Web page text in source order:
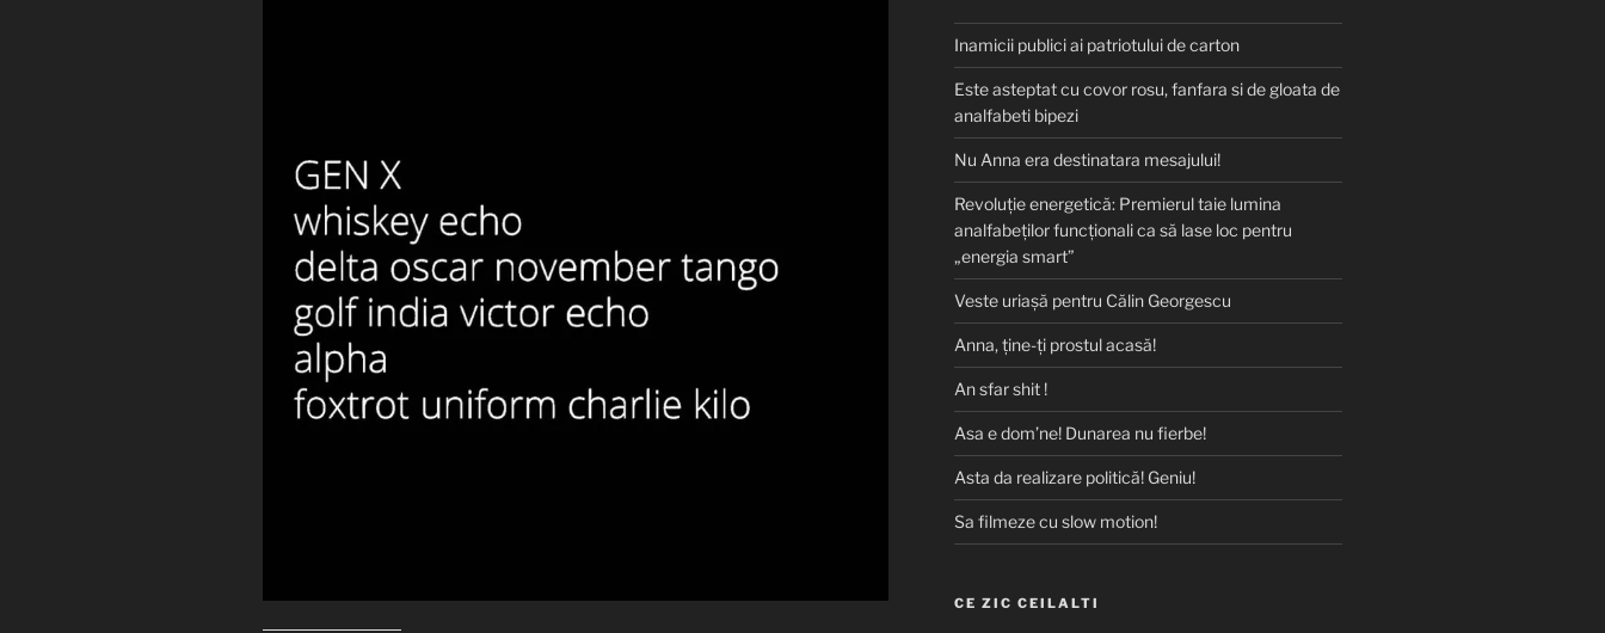
Inamicii publici ai patriotului de carton
Este asteptat cu covor rosu, fanfara si de gloata de
analfabeti bipezi
Nu Anna era destinatara mesajului!
Revoluție energetică: Premierul taie lumina
analfabeților funcționali ca să lase loc pentru
„energia smart”
Veste uriașă pentru Călin Georgescu
Anna, ţine-ţi prostul acasă!
An sfar shit !
Asa e dom’ne! Dunarea nu fierbe!
Asta da realizare politică! Geniu!
Sa filmeze cu slow motion!
CE ZIC CEILALTI